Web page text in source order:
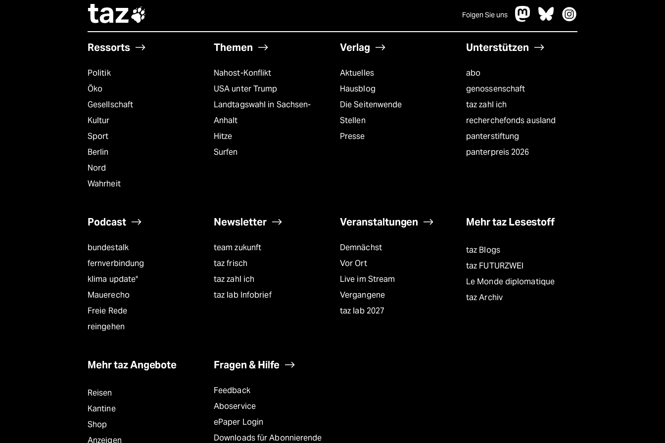
taz Folgen Sie uns
Ressorts
Politik
Öko
Gesellschaft
Kultur
Sport
Berlin
Nord
Wahrheit
Themen
Nahost-Konflikt
USA unter Trump
Landtagswahl in Sachsen-
Anhalt
Hitze
Surfen
Verlag
Aktuelles
Hausblog
Die Seitenwende
Stellen
Presse
Unterstützen
abo
genossenschaft
taz zahl ich
recherchefonds ausland
panterstiftung
panterpreis 2026
Podcast
bundestalk
fernverbindung
klima update°
Mauerecho
Freie Rede
reingehen
Newsletter
team zukunft
taz frisch
taz zahl ich
taz lab Infobrief
Veranstaltungen
Demnächst
Vor Ort
Live im Stream
Vergangene
taz lab 2027
Mehr taz Lesestoff
taz Blogs
taz FUTURZWEI
Le Monde diplomatique
taz Archiv
Mehr taz Angebote
Reisen
Kantine
Shop
Anzeigen
Fragen & Hilfe
Feedback
Aboservice
ePaper Login
Downloads für Abonnierende